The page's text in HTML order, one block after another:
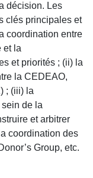
décision. Les
clés principales et
coordination entre
et la
et priorités ; (ii) la
la CEDEAO,
; (iii) la
de la
et arbitrer
coordination des
Group, etc.